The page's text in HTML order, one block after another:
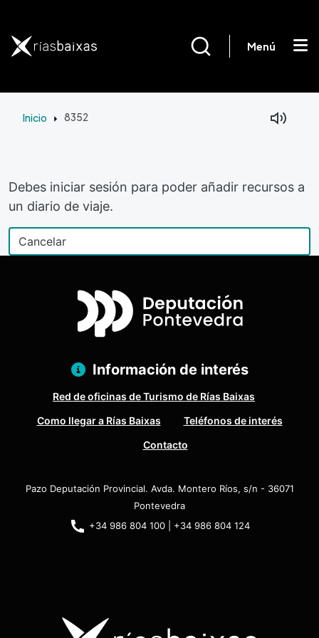
Menú
Inicio 8352
Debes iniciar sesión para poder añadir recursos a
un diario de viaje.
Información de interés
Red de oficinas de Turismo de Rías Baixas
Como llegar a Rías Baixas
Teléfonos de interés
Contacto
Pazo Deputación Provincial. Avda. Montero Ríos, s/n - 36071
Pontevedra
+34 986 804 100 | +34 986 804 124